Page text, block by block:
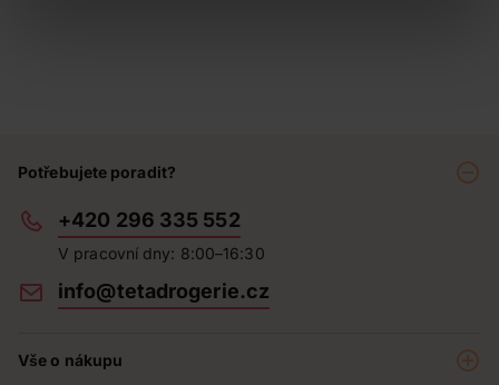
Potřebujete poradit?
+420 296 335 552
V pracovní dny: 8:00–16:30
info@tetadrogerie.cz
Vše o nákupu